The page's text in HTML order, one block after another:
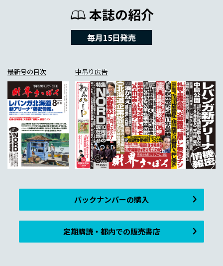
本誌の紹介
毎月15日発売
最新号の目次 中吊り広告
バックナンバーの購入
定期購読・都内での販売書店